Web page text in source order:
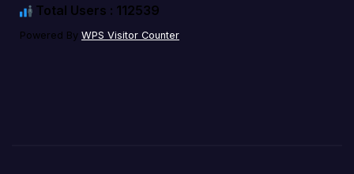
Total Users : 112539
Powered By WPS Visitor Counter